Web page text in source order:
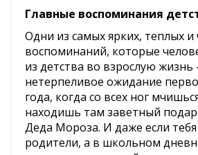
Главные воспоминания
Одни из самых ярких, теплых и
воспоминаний, которые
из детства во взрослую жизнь
нетерпеливое ожидание
года, когда со всех ног
находишь там заветный
Деда Мороза. И даже если тебя
родители, а в школьном